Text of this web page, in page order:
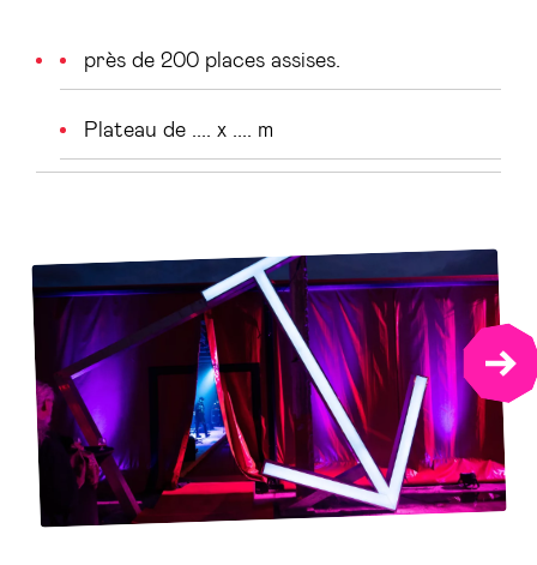
près de 200 places assises.
Plateau de .... x .... m